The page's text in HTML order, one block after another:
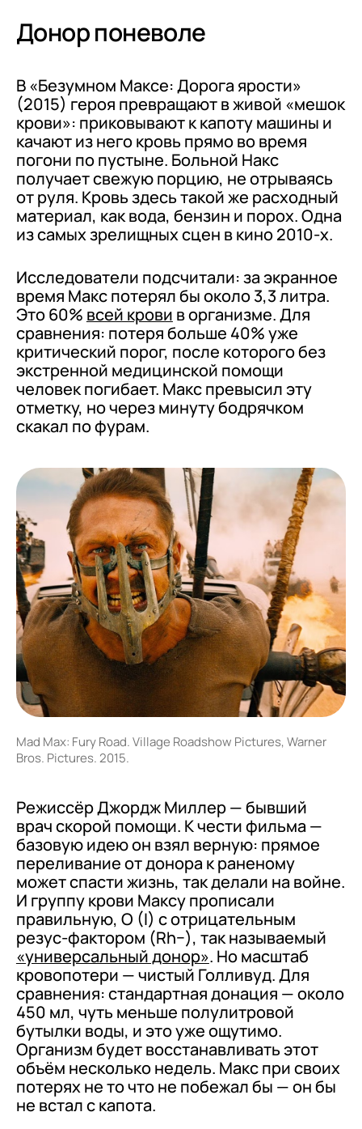
Донор поневоле
В «Безумном Максе: Дорога ярости»
(2015) героя превращают в живой «мешок
крови»: приковывают к капоту машины и
качают из него кровь прямо во время
погони по пустыне. Больной Накс
получает свежую порцию, не отрываясь
от руля. Кровь здесь такой же расходный
материал, как вода, бензин и порох. Одна
из самых зрелищных сцен в кино 2010-х.
Исследователи подсчитали: за экранное
время Макс потерял бы около 3,3 литра.
Это 60% всей крови в организме. Для
сравнения: потеря больше 40% уже
критический порог, после которого без
экстренной медицинской помощи
человек погибает. Макс превысил эту
отметку, но через минуту бодрячком
скакал по фурам.
Mad Max: Fury Road. Village Roadshow Pictures, Warner
Bros. Pictures. 2015.
Режиссёр Джордж Миллер — бывший
врач скорой помощи. К чести фильма —
базовую идею он взял верную: прямое
переливание от донора к раненому
может спасти жизнь, так делали на войне.
И группу крови Максу прописали
правильную, O (I) с отрицательным
резус-фактором (Rh−), так называемый
«универсальный донор». Но масштаб
кровопотери — чистый Голливуд. Для
сравнения: стандартная донация — около
450 мл, чуть меньше полулитровой
бутылки воды, и это уже ощутимо.
Организм будет восстанавливать этот
объём несколько недель. Макс при своих
потерях не то что не побежал бы — он бы
не встал с капота.